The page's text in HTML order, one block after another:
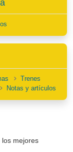
Trenes
Notas y artículos
mejores